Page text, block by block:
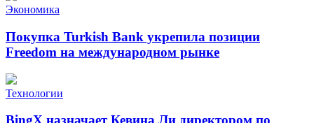
Экономика
Покупка Turkish Bank укрепила позиции
Freedom на международном рынке
Технологии